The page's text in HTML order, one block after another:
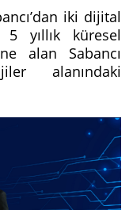
iki dijital
5 yıllık küresel
alan Sabancı
alanındaki